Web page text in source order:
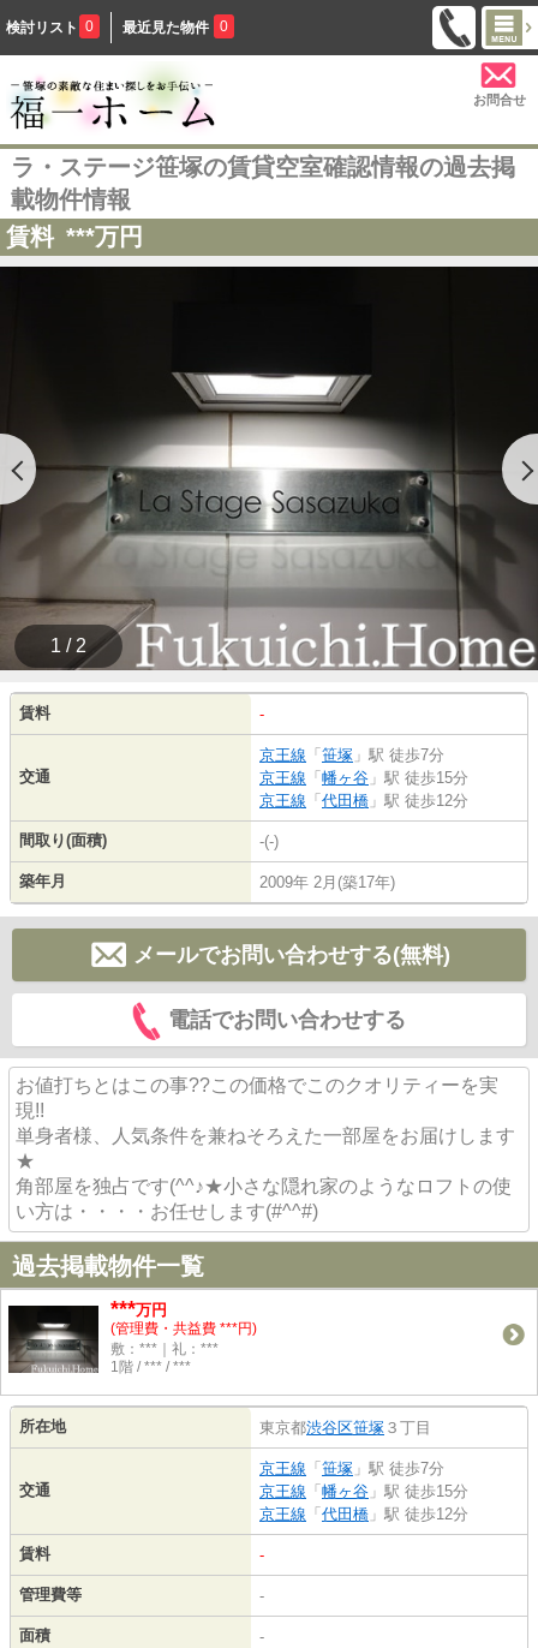
検討リスト 0 最近見た物件 0
お問合せ
ラ・ステージ笹塚の賃貸空室確認情報の過去掲
載物件情報
賃料 ***万円
1 / 2
賃料 -
交通
京王線 「 笹塚 」駅 徒歩7分
京王線 「 幡ヶ谷 」駅 徒歩15分
京王線 「 代田橋 」駅 徒歩12分
間取り(面積) -(-)
築年月 2009年 2月(築17年)
メールでお問い合わせする(無料)
電話でお問い合わせする
お値打ちとはこの事??この価格でこのクオリティーを実
現!!
単身者様、人気条件を兼ねそろえた一部屋をお届けします
★
角部屋を独占です(^^♪★小さな隠れ家のようなロフトの使
い方は・・・・お任せします(#^^#)
過去掲載物件一覧
***万円
(管理費・共益費 ***円)
敷：***｜礼：***
1階 / *** / ***
所在地 東京都渋谷区笹塚 ３丁目
交通
京王線 「 笹塚 」駅 徒歩7分
京王線 「 幡ヶ谷 」駅 徒歩15分
京王線 「 代田橋 」駅 徒歩12分
賃料 -
管理費等 -
面積 -